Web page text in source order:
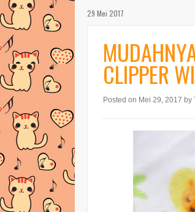
29 Mei 2017
CLIPPER
Posted on Mei 29, 2017 by